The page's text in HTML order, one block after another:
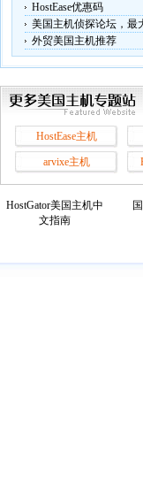
HostEase优惠码
美国主机侦探论坛，最
外贸美国主机推荐
HostEase主机
arvixe主机
HostGator美国主机中
文指南